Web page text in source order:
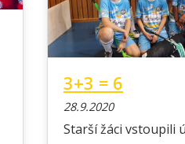
3+3 = 6
28.9.2020
Starší žáci vstoupili